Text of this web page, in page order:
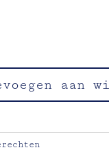
aan